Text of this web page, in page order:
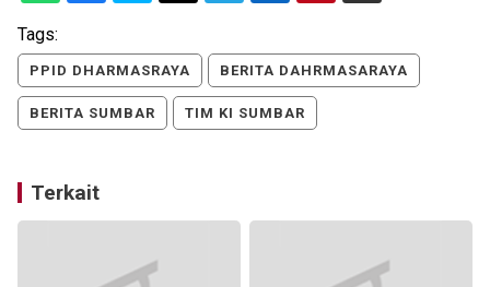
Tags:
PPID DHARMASRAYA BERITA DAHRMASARAYA
BERITA SUMBAR TIM KI SUMBAR
Terkait